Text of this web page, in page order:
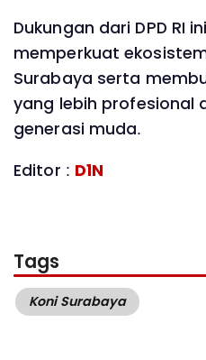
Dukungan dari DPD RI
memperkuat
Surabaya serta
yang lebih profesional
generasi muda.
Editor : D1N
Tags
Koni Surabaya